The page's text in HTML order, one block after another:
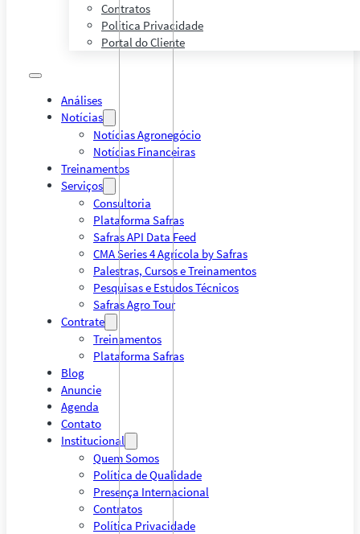
Contratos
Política Privacidade
Portal do Cliente
Análises
Notícias
Notícias Agronegócio
Notícias Financeiras
Treinamentos
Serviços
Consultoria
Plataforma Safras
Safras API Data Feed
CMA Series 4 Agrícola by Safras
Palestras, Cursos e Treinamentos
Pesquisas e Estudos Técnicos
Safras Agro Tour
Contrate
Treinamentos
Plataforma Safras
Blog
Anuncie
Agenda
Contato
Institucional
Quem Somos
Política de Qualidade
Presença Internacional
Contratos
Política Privacidade